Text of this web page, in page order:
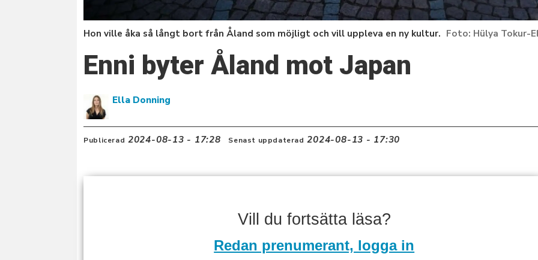
Hon ville åka så långt bort från Åland som möjligt och vill uppleva en ny kultur. Hülya Tokur-
Enni byter Åland mot Japan
Ella Donning
Publicerad 2024-08-13 - 17:28 Senast uppdaterad 2024-08-13 - 17:30
Vill du fortsätta läsa?
Redan prenumerant, logga in